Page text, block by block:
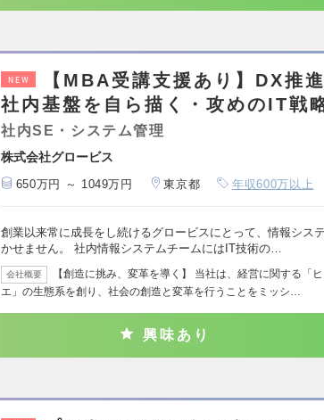
NEW
【MBA受講支援あり】DX推
社内基盤を自ら描く・攻めのIT戦
社内SE・システム管理
株式会社グロービス
650万円 ～ 1049万円 東京都 年収600万以上
創業以来常に成長をし続けるグロービスにとって、情報シス
かせません。 社内情報システムチームにはIT技術の…
会社概要
【創造に挑み、変革を導く】 当社は、経営に関する「
エ」の生態系を創り、社会の創造と変革を行うことをミッシ…
興味あり